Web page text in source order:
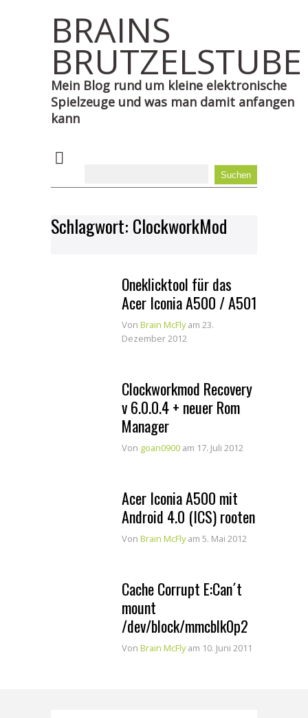
BRAINS
BRUTZELSTUBE
Mein Blog rund um kleine elektronische
Spielzeuge und was man damit anfangen
kann
Schlagwort: ClockworkMod
Oneklicktool für das
Acer Iconia A500 / A501
Von Brain McFly am 23.
Dezember 2012
Clockworkmod Recovery
v 6.0.0.4 + neuer Rom
Manager
Von goan0900 am 17. Juli 2012
Acer Iconia A500 mit
Android 4.0 (ICS) rooten
Von Brain McFly am 5. Mai 2012
Cache Corrupt E:Can´t
mount
/dev/block/mmcblk0p2
Von Brain McFly am 10. Juni 2011